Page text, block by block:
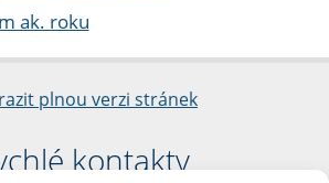
ak. roku
plnou verzi stránek
kontakty